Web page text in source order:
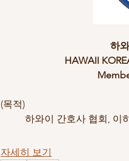
하
HAWAII
(목적)
하와이 간호사 협회,
자세히 보기